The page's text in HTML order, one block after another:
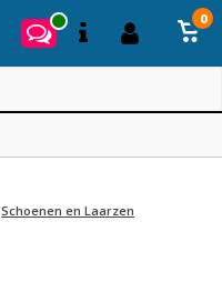
0
Schoenen en Laarzen